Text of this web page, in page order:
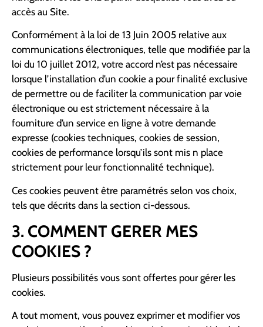
accès au Site.
Conformément à la loi de 13 Juin 2005 relative aux
communications électroniques, telle que modifiée par la
loi du 10 juillet 2012, votre accord n’est pas nécessaire
lorsque l’installation d’un cookie a pour finalité exclusive
de permettre ou de faciliter la communication par voie
électronique ou est strictement nécessaire à la
fourniture d’un service en ligne à votre demande
expresse (cookies techniques, cookies de session,
cookies de performance lorsqu’ils sont mis n place
strictement pour leur fonctionnalité technique).
Ces cookies peuvent être paramétrés selon vos choix,
tels que décrits dans la section ci-dessous.
3. COMMENT GERER MES
COOKIES ?
Plusieurs possibilités vous sont offertes pour gérer les
cookies.
A tout moment, vous pouvez exprimer et modifier vos